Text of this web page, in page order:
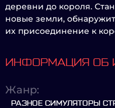
деревни до короля.
новые земли,
их присоединение к
ИНФОРМАЦИЯ ОБ
Жанр:
РАЗНОЕ СИМУЛЯТОРЫ